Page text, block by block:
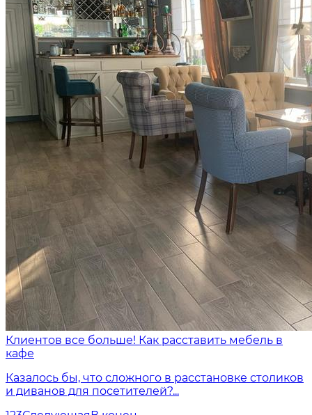
Клиентов все больше! Как расставить мебель в
кафе
Казалось бы, что сложного в расстановке столиков
и диванов для посетителей?...